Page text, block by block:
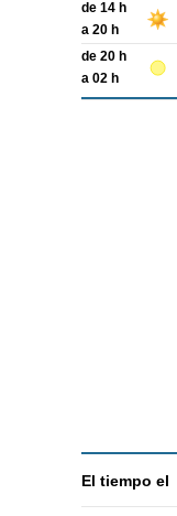
de 14 h
a 20 h
de 20 h
a 02 h
El tiempo el